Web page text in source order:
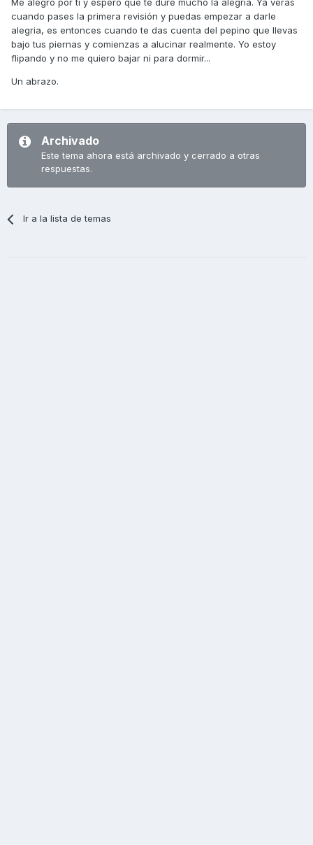
Me alegro por tí y espero que te dure mucho la alegria. Ya verás
cuando pases la primera revisión y puedas empezar a darle
alegria, es entonces cuando te das cuenta del pepino que llevas
bajo tus piernas y comienzas a alucinar realmente. Yo estoy
flipando y no me quiero bajar ni para dormir...
Un abrazo.
Archivado
Este tema ahora está archivado y cerrado a otras
respuestas.
Ir a la lista de temas